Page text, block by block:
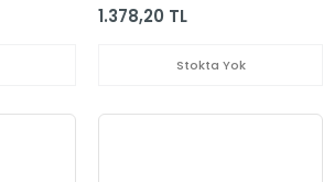
1.378,20 TL
Stokta Yok